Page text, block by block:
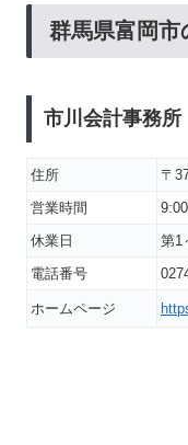
群馬県富岡市
市川会計事務所
住所 〒
営業時間
休業日
第1
電話番号
ホームページ